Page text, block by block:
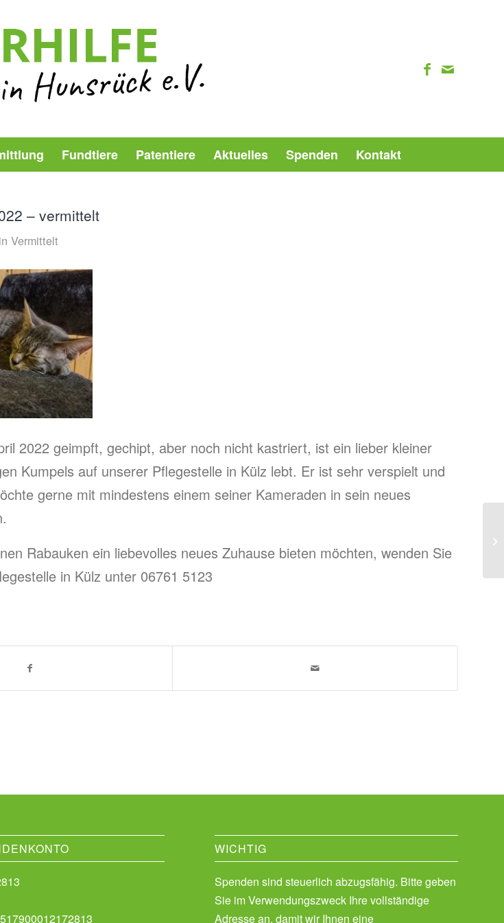
Fundtiere Patentiere Aktuelles Spenden Kontakt
– vermittelt
in Vermittelt
2022 geimpft, gechipt, aber noch nicht kastriert, ist ein lieber kleiner
Kumpels auf unserer Pflegestelle in Külz lebt. Er ist sehr verspielt und
gerne mit mindestens einem seiner Kameraden in sein neues
Rabauken ein liebevolles neues Zuhause bieten möchten, wenden Sie
in Külz unter 06761 5123
WICHTIG
Spenden sind steuerlich abzugsfähig. Bitte geben
Sie im Verwendungszweck Ihre vollständige
Adresse an, damit wir Ihnen eine